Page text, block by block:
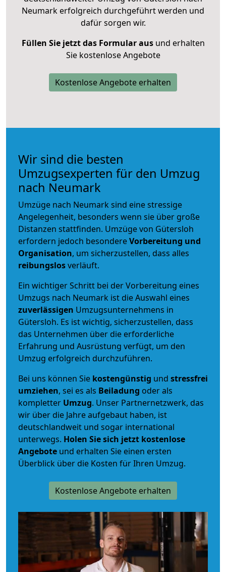
Neumark erfolgreich durchgeführt werden und
dafür sorgen wir.
Füllen Sie jetzt das Formular ausund erhalten
Sie kostenlose Angebote
Kostenlose Angebote erhalten
Wir sind die besten
Umzugsexperten für den Umzug
nach Neumark
Umzüge nach Neumark sind eine stressige
Angelegenheit, besonders wenn sie über große
Distanzen stattfinden. Umzüge von Gütersloh
erfordern jedoch besondereVorbereitung und
Organisation, um sicherzustellen, dass alles
reibungslosverläuft.
Ein wichtiger Schritt bei der Vorbereitung eines
Umzugs nach Neumark ist die Auswahl eines
zuverlässigen Umzugsunternehmens in
Gütersloh. Es ist wichtig, sicherzustellen, dass
das Unternehmen über die erforderliche
Erfahrung und Ausrüstung verfügt, um den
Umzug erfolgreich durchzuführen.
Bei uns können Sie kostengünstig und stressfrei
umziehen, sei es als Beiladung oder als
kompletter Umzug. Unser Partnernetzwerk, das
wir über die Jahre aufgebaut haben, ist
deutschlandweit und sogar international
unterwegs. Holen Sie sich jetzt kostenlose
Angebote und erhalten Sie einen ersten
Überblick über die Kosten für Ihren Umzug.
Kostenlose Angebote erhalten